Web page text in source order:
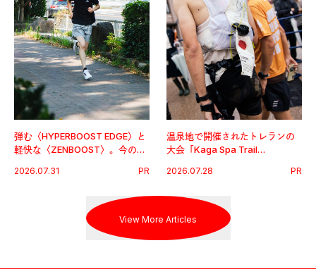
弾む〈HYPERBOOST EDGE〉と
軽快な〈ZENBOOST〉。今の時
出した新機軸。
2026.07.31 PR
温泉地で開催されたトレランの
大会「Kaga Spa Trail
戦を夢見るランナーたちの奮闘
2026.07.28 PR
View More Articles